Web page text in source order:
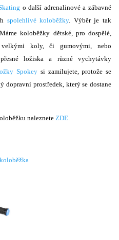
o další adrenalinové a zábavné
spolehlivé koloběžky. Výběr je tak
koloběžky dětské, pro dospělé,
koly, či gumovými, nebo
ložiska a různé vychytávky
Spokey si zamilujete, protože se
dopravní prostředek, který se dostane
naleznete ZDE.